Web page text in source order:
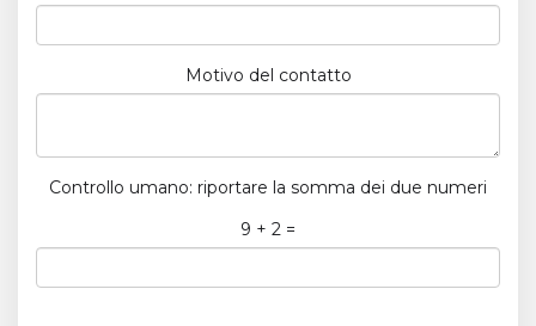
Motivo del contatto
Controllo umano: riportare la somma dei due numeri
9 + 2 =